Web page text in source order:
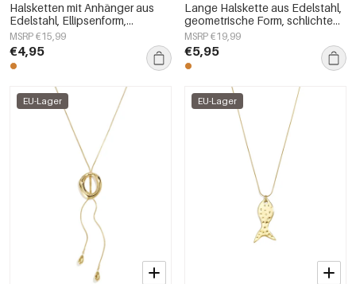
Halsketten mit Anhänger aus
Edelstahl, Ellipsenform,
schlichte Serie
„Alltagsschmuck“,
Damenschmuck
MSRP €15,99
€4,95
Lange Halskette aus Edelstahl,
geometrische Form, schlichte
Alltags-Serie, Damenschmuck
MSRP €19,99
€5,95
EU-Lager EU-Lager